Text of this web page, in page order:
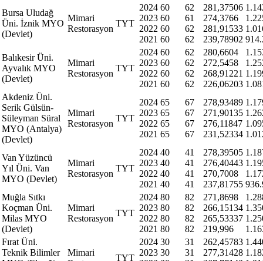
Bursa Uludağ
Üni. İznik MYO
(Devlet)
Mimari
Restorasyon
TYT
2024
2023
2022
2021
60
60
60
60
62
61
62
62
281,37506
274,3766
281,91533
239,78902
Balıkesir Üni.
Ayvalık MYO
(Devlet)
Mimari
Restorasyon
TYT
2024
2023
2022
2021
60
60
60
60
62
62
62
62
280,6604
272,5458
268,91221
226,06203
Akdeniz Üni.
Serik Gülsün-
Süleyman Süral
MYO (Antalya)
(Devlet)
Mimari
Restorasyon
TYT
2024
2023
2022
2021
65
65
65
65
67
67
67
67
278,93489
271,90135
276,11847
231,52334
Van Yüzüncü
Yıl Üni. Van
MYO (Devlet)
Mimari
Restorasyon
TYT
2024
2023
2022
2021
40
40
40
40
41
41
41
41
278,39505
276,40443
270,7008
237,81755
Muğla Sıtkı
Koçman Üni.
Milas MYO
(Devlet)
Mimari
Restorasyon
TYT
2024
2023
2022
2021
80
80
80
80
82
82
82
82
271,8698
266,15134
265,53337
219,996
Fırat Üni.
Teknik Bilimler
Mimari
TYT
2024
2023
30
30
31
31
262,45783
277,31428